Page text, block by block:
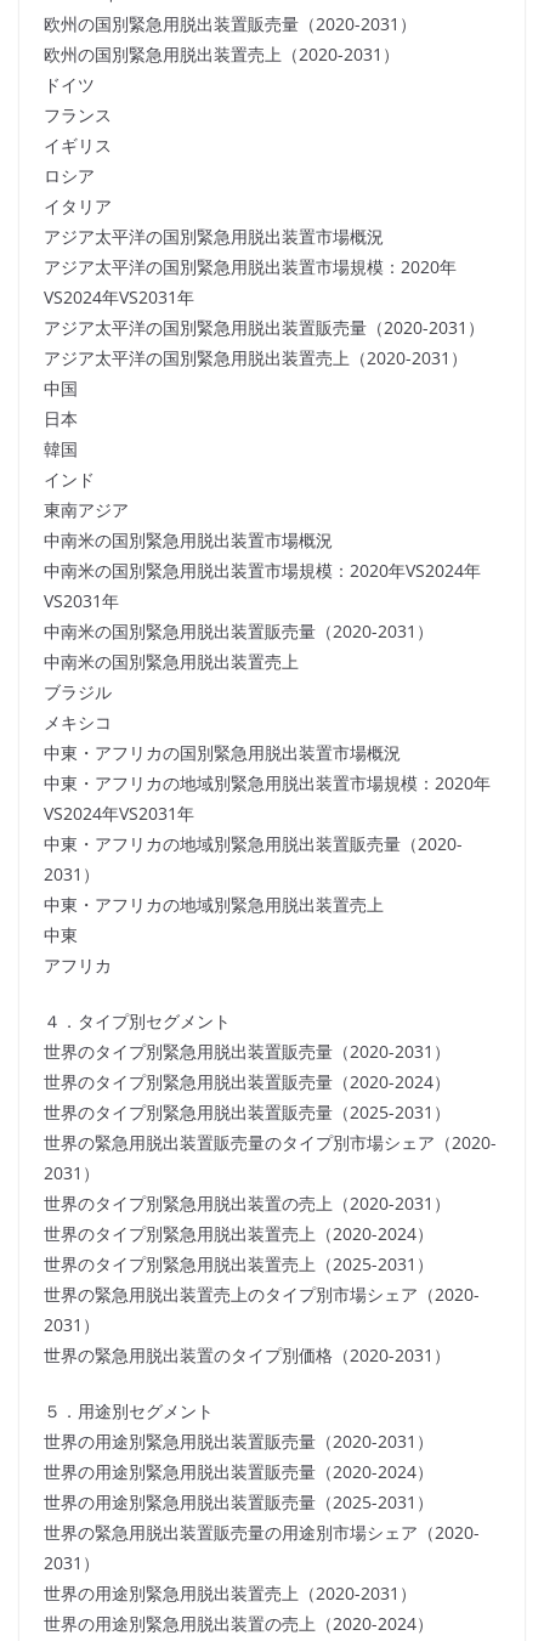
欧州の国別緊急用脱出装置販売量（2020-2031）
欧州の国別緊急用脱出装置売上（2020-2031）
ドイツ
フランス
イギリス
ロシア
イタリア
アジア太平洋の国別緊急用脱出装置市場概況
アジア太平洋の国別緊急用脱出装置市場規模：2020年
VS2024年VS2031年
アジア太平洋の国別緊急用脱出装置販売量（2020-2031）
アジア太平洋の国別緊急用脱出装置売上（2020-2031）
中国
日本
韓国
インド
東南アジア
中南米の国別緊急用脱出装置市場概況
中南米の国別緊急用脱出装置市場規模：2020年VS2024年
VS2031年
中南米の国別緊急用脱出装置販売量（2020-2031）
中南米の国別緊急用脱出装置売上
ブラジル
メキシコ
中東・アフリカの国別緊急用脱出装置市場概況
中東・アフリカの地域別緊急用脱出装置市場規模：2020年
VS2024年VS2031年
中東・アフリカの地域別緊急用脱出装置販売量（2020-
2031）
中東・アフリカの地域別緊急用脱出装置売上
中東
アフリカ
４．タイプ別セグメント
世界のタイプ別緊急用脱出装置販売量（2020-2031）
世界のタイプ別緊急用脱出装置販売量（2020-2024）
世界のタイプ別緊急用脱出装置販売量（2025-2031）
世界の緊急用脱出装置販売量のタイプ別市場シェア（2020-
2031）
世界のタイプ別緊急用脱出装置の売上（2020-2031）
世界のタイプ別緊急用脱出装置売上（2020-2024）
世界のタイプ別緊急用脱出装置売上（2025-2031）
世界の緊急用脱出装置売上のタイプ別市場シェア（2020-
2031）
世界の緊急用脱出装置のタイプ別価格（2020-2031）
５．用途別セグメント
世界の用途別緊急用脱出装置販売量（2020-2031）
世界の用途別緊急用脱出装置販売量（2020-2024）
世界の用途別緊急用脱出装置販売量（2025-2031）
世界の緊急用脱出装置販売量の用途別市場シェア（2020-
2031）
世界の用途別緊急用脱出装置売上（2020-2031）
世界の用途別緊急用脱出装置の売上（2020-2024）